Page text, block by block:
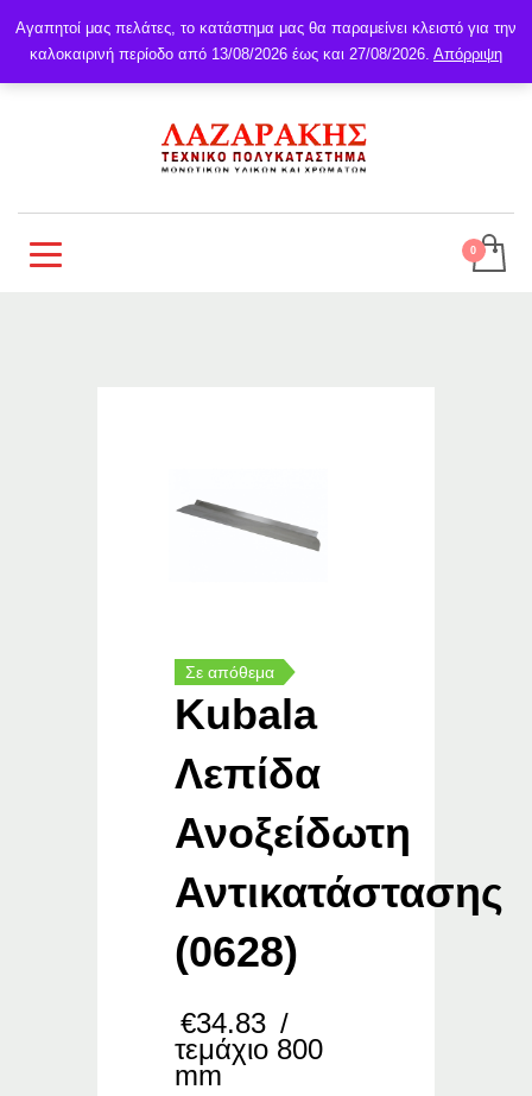
Σε απόθεμα
Kubala
Λεπίδα
Ανοξείδωτη
Αντικατάστασης
(0628)
€34.83 /
τεμάχιο 800
mm
Αγαπητοί μας πελάτες, το κατάστημα μας θα παραμείνει κλειστό για την
καλοκαιρινή περίοδο από 13/08/2026 έως και 27/08/2026. Απόρριψη